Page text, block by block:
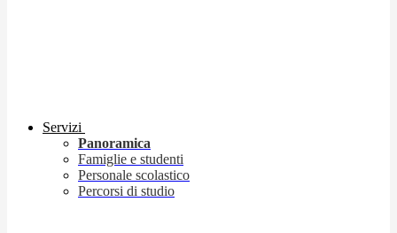
Servizi
Panoramica
Famiglie e studenti
Personale scolastico
Percorsi di studio